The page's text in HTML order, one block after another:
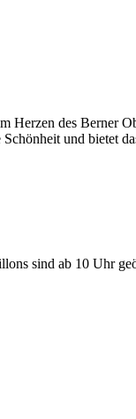
Herzen des Berner
und bietet
sind ab 10 Uhr